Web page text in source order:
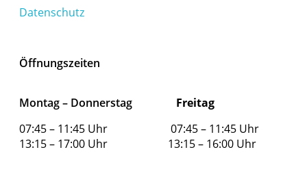
Datenschutz
Öffnungszeiten
Montag – Donnerstag Freitag
07:45 – 11:45 Uhr 07:45 – 11:45 Uhr
13:15 – 17:00 Uhr 13:15 – 16:00 Uhr